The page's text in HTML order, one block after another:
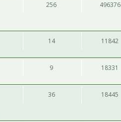
256 496376
14 11842
9 18331
36 18445